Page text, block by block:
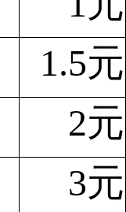
1.5元
2元
3元